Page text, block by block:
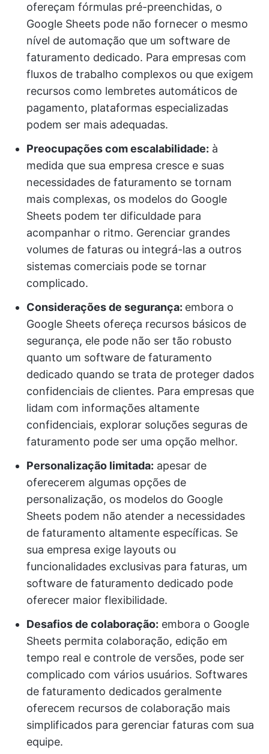
ofereçam fórmulas pré-preenchidas, o
Google Sheets pode não fornecer o mesmo
nível de automação que um software de
faturamento dedicado. Para empresas com
fluxos de trabalho complexos ou que exigem
recursos como lembretes automáticos de
pagamento, plataformas especializadas
podem ser mais adequadas.
Preocupações com escalabilidade: à
medida que sua empresa cresce e suas
necessidades de faturamento se tornam
mais complexas, os modelos do Google
Sheets podem ter dificuldade para
acompanhar o ritmo. Gerenciar grandes
volumes de faturas ou integrá-las a outros
sistemas comerciais pode se tornar
complicado.
Considerações de segurança: embora o
Google Sheets ofereça recursos básicos de
segurança, ele pode não ser tão robusto
quanto um software de faturamento
dedicado quando se trata de proteger dados
confidenciais de clientes. Para empresas que
lidam com informações altamente
confidenciais, explorar soluções seguras de
faturamento pode ser uma opção melhor.
Personalização limitada: apesar de
oferecerem algumas opções de
personalização, os modelos do Google
Sheets podem não atender a necessidades
de faturamento altamente específicas. Se
sua empresa exige layouts ou
funcionalidades exclusivas para faturas, um
software de faturamento dedicado pode
oferecer maior flexibilidade.
Desafios de colaboração: embora o Google
Sheets permita colaboração, edição em
tempo real e controle de versões, pode ser
complicado com vários usuários. Softwares
de faturamento dedicados geralmente
oferecem recursos de colaboração mais
simplificados para gerenciar faturas com sua
equipe.